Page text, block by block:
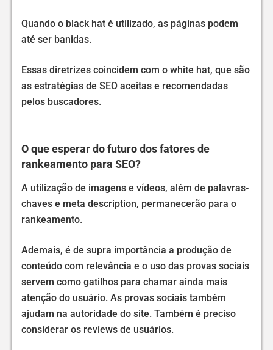
Quando o black hat é utilizado, as páginas podem
até ser banidas.
Essas diretrizes coincidem com o white hat, que são
as estratégias de SEO aceitas e recomendadas
pelos buscadores.
O que esperar do futuro dos fatores de
rankeamento para SEO?
A utilização de imagens e vídeos, além de palavras-
chaves e meta description, permanecerão para o
rankeamento.
Ademais, é de supra importância a produção de
conteúdo com relevância e o uso das provas sociais
servem como gatilhos para chamar ainda mais
atenção do usuário. As provas sociais também
ajudam na autoridade do site. Também é preciso
considerar os reviews de usuários.